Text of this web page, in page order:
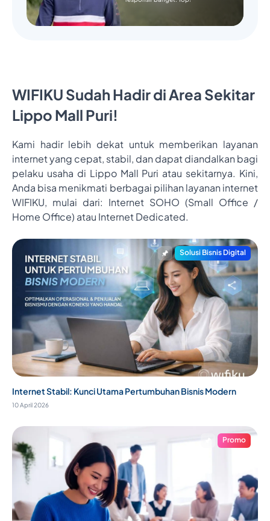
WIFIKU Sudah Hadir di Area Sekitar
Lippo Mall Puri!
Kami hadir lebih dekat untuk memberikan layanan
internet yang cepat, stabil, dan dapat diandalkan bagi
pelaku usaha di Lippo Mall Puri atau sekitarnya. Kini,
Anda bisa menikmati berbagai pilihan layanan internet
WIFIKU, mulai dari: Internet SOHO (Small Office /
Home Office) atau Internet Dedicated.
Solusi Bisnis Digital
Internet Stabil: Kunci Utama Pertumbuhan Bisnis Modern
10 April 2026
Promo